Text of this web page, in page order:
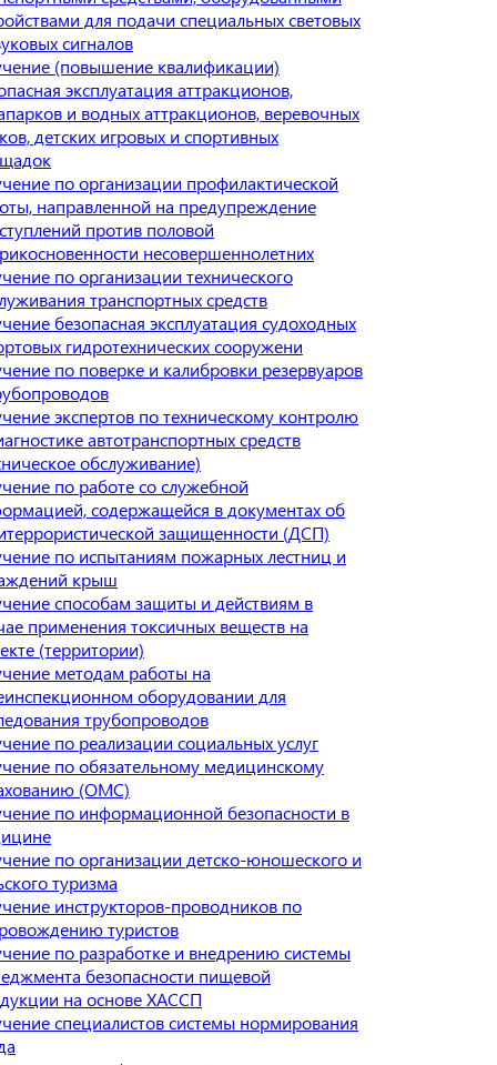
для подачи специальных световых
сигналов
(повышение квалификации)
эксплуатация аттракционов,
и водных аттракционов, веревочных
детских игровых и спортивных
по организации профилактической
направленной на предупреждение
против половой
несовершеннолетних
по организации технического
транспортных средств
безопасная эксплуатация судоходных
гидротехнических сооружени
по поверке и калибровки резервуаров
экспертов по техническому контролю
автотранспортных средств
обслуживание)
по работе со служебной
содержащейся в документах об
защищенности (ДСП)
по испытаниям пожарных лестниц и
крыш
способам защиты и действиям в
применения токсичных веществ на
(территории)
методам работы на
оборудовании для
трубопроводов
по реализации социальных услуг
по обязательному медицинскому
(ОМС)
по информационной безопасности в
по организации детско-юношеского и
туризма
инструкторов-проводников по
туристов
по разработке и внедрению системы
безопасности пищевой
на основе ХАССП
специалистов системы нормирования